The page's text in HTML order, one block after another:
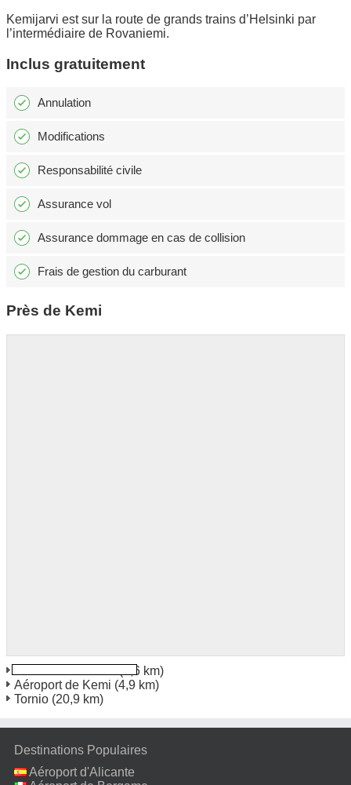
Kemijarvi est sur la route de grands trains d’Helsinki par
l’intermédiaire de Rovaniemi.
Inclus gratuitement
Annulation
Modifications
Responsabilité civile
Assurance vol
Assurance dommage en cas de collision
Frais de gestion du carburant
Près de Kemi
(0,6 km)
Aéroport de Kemi (4,9 km)
Tornio (20,9 km)
Destinations Populaires
Aéroport d'Alicante